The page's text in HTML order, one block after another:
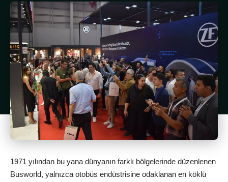
1971 yılından bu yana dünyanın farklı bölgelerinde düzenlenen
Busworld, yalnızca otobüs endüstrisine odaklanan en köklü